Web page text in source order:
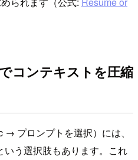
コンテキストを圧縮
プロンプトを選択）には、
いう選択肢もあります。これ